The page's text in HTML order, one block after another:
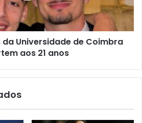
Universidade de Coimbra
aos 21 anos